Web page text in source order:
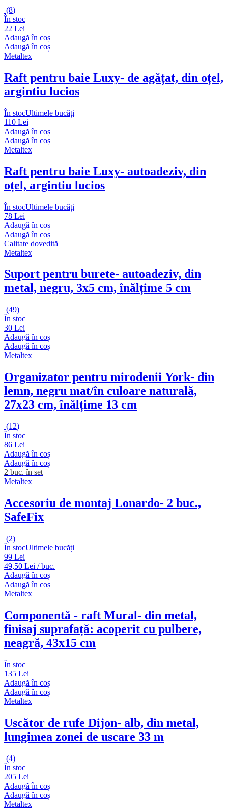
(8)
În stoc
22 Lei
Adaugă în coș
Adaugă în coș
Metaltex
Raft pentru baie Luxy- de agățat, din oțel,
argintiu lucios
În stocUltimele bucăți
110 Lei
Adaugă în coș
Adaugă în coș
Metaltex
Raft pentru baie Luxy- autoadeziv, din
oțel, argintiu lucios
În stocUltimele bucăți
78 Lei
Adaugă în coș
Adaugă în coș
Calitate dovedită
Metaltex
Suport pentru burete- autoadeziv, din
metal, negru, 3x5 cm, înălțime 5 cm
(49)
În stoc
30 Lei
Adaugă în coș
Adaugă în coș
Metaltex
Organizator pentru mirodenii York- din
lemn, negru mat/în culoare naturală,
27x23 cm, înălțime 13 cm
(12)
În stoc
86 Lei
Adaugă în coș
Adaugă în coș
2 buc. în set
Metaltex
Accesoriu de montaj Lonardo- 2 buc.,
SafeFix
(2)
În stocUltimele bucăți
99 Lei
49,50 Lei / buc.
Adaugă în coș
Adaugă în coș
Metaltex
Componentă - raft Mural- din metal,
finisaj suprafață: acoperit cu pulbere,
neagră, 43x15 cm
În stoc
135 Lei
Adaugă în coș
Adaugă în coș
Metaltex
Uscător de rufe Dijon- alb, din metal,
lungimea zonei de uscare 33 m
(4)
În stoc
205 Lei
Adaugă în coș
Adaugă în coș
Metaltex